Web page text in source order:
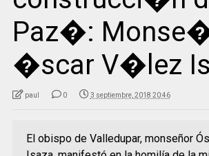
Paz�:
�scar V�lez
paul 0 3 septiembre, 2018 20:46
El obispo de Valledupar, monseñor